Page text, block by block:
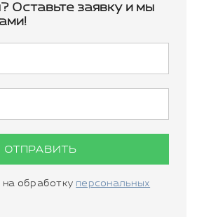
Оставьте заявку и мы
ОТПРАВИТЬ
обработку персональных